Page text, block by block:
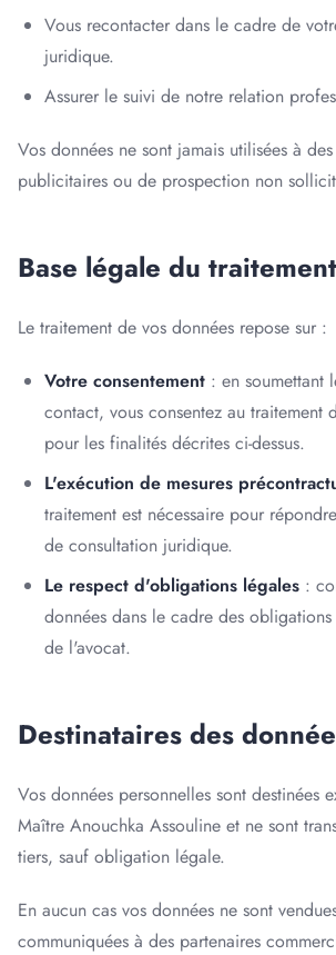
Vous recontacter dans le cadre de
juridique.
Assurer le suivi de notre relation
Vos données ne sont jamais utilisées à
publicitaires ou de prospection non
Base légale du traitement
Le traitement de vos données repose sur :
Votre consentement : en soumettant
contact, vous consentez au traitement
pour les finalités décrites ci-dessus.
L'exécution de mesures
traitement est nécessaire pour
de consultation juridique.
Le respect d'obligations légales :
données dans le cadre des
de l'avocat.
Destinataires des
Vos données personnelles sont destinées
Maître Anouchka Assouline et ne sont
tiers, sauf obligation légale.
En aucun cas vos données ne sont
communiquées à des partenaires